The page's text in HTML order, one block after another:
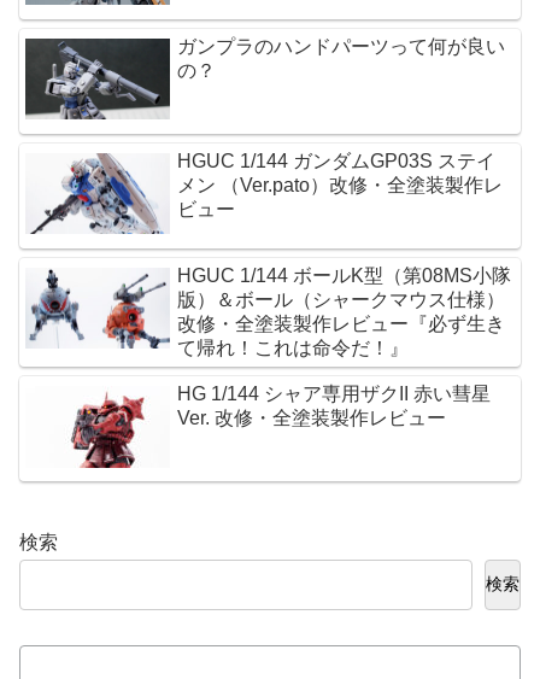
ガンプラのハンドパーツって何が良い
の？
HGUC 1/144 ガンダムGP03S ステイ
メン （Ver.pato）改修・全塗装製作レ
ビュー
HGUC 1/144 ボールK型（第08MS小隊
版）＆ボール（シャークマウス仕様）
改修・全塗装製作レビュー『必ず生き
て帰れ！これは命令だ！』
HG 1/144 シャア専用ザクII 赤い彗星
Ver. 改修・全塗装製作レビュー
検索
検索